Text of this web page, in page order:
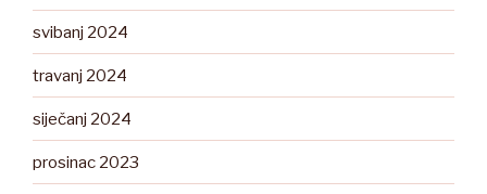
svibanj 2024
travanj 2024
siječanj 2024
prosinac 2023